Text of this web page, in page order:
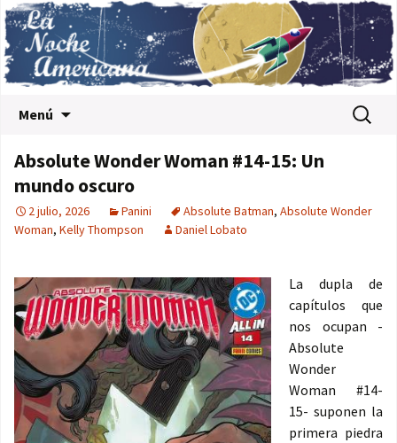
Menú Buscar:
Absolute Wonder Woman #14-15: Un
mundo oscuro
2 julio, 2026 Panini Absolute Batman, Absolute Wonder
Woman, Kelly Thompson Daniel Lobato
La dupla de
capítulos que
nos ocupan -
Absolute
Wonder
Woman #14-
15- suponen la
primera piedra